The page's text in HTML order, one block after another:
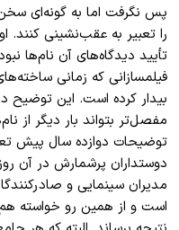
پس نگرفت اما به گونه‌ای
را تعبیر به عقب‌نشینی
تأیید دیدگاه‌های آن‌ نام‌ها
فیلمسازانی که زمانی
بیدار کرده است. این
مفصل‌تر بتواند بار دیگر از
توضیحات دوازده سال پیش
دوستداران پرشمارش در آن
مدیران سینمایی و
است و از همین رو خواسته